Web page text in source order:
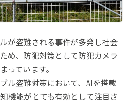
が盗難される事件が多発し社会
め、防犯対策として防犯カメラ
っています。
ル盗難対策において、AIを搭載
機能がとても有効として注目さ